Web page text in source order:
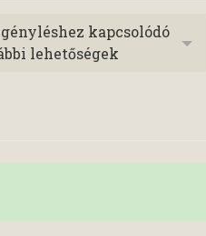
kapcsolódó
lehetőségek